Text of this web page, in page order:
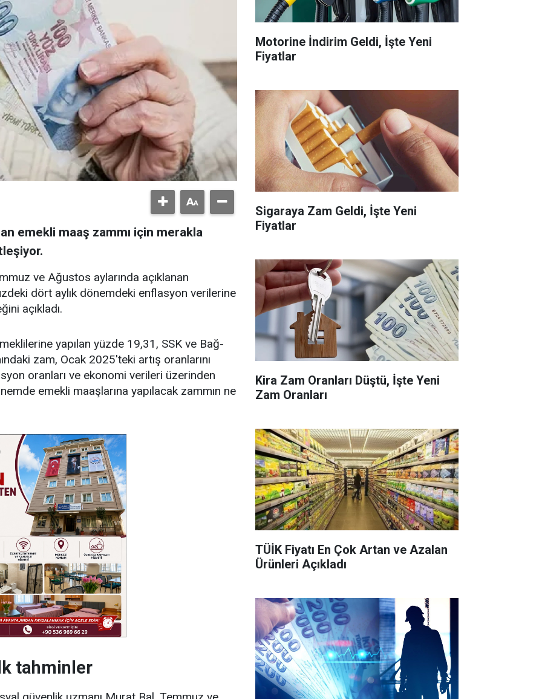
emekli maaş zammı için merakla
ve Ağustos aylarında açıklanan
dört aylık dönemdeki enflasyon verilerine
açıkladı.
yapılan yüzde 19,31, SSK ve Bağ-
zam, Ocak 2025'teki artış oranlarını
oranları ve ekonomi verileri üzerinden
emekli maaşlarına yapılacak zammın ne
tahminler
Motorine İndirim Geldi, İşte Yeni
Fiyatlar
Sigaraya Zam Geldi, İşte Yeni
Fiyatlar
Kira Zam Oranları Düştü, İşte Yeni
Zam Oranları
TÜİK Fiyatı En Çok Artan ve Azalan
Ürünleri Açıkladı